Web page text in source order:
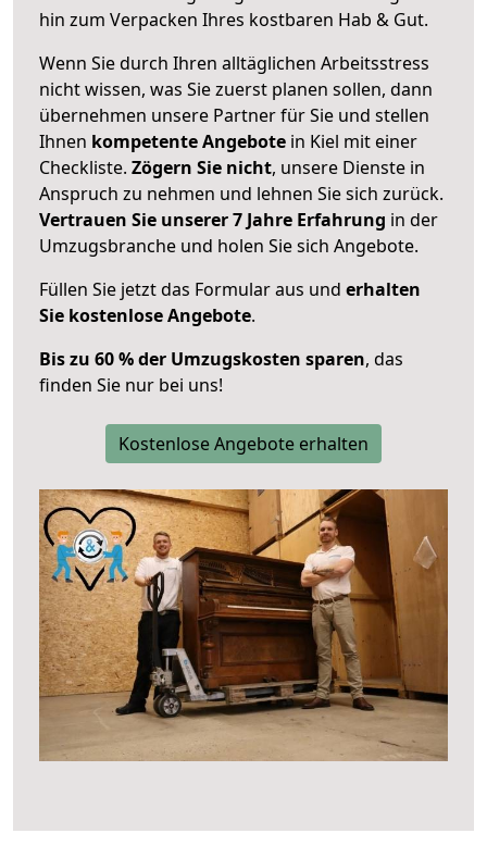
hin zum Verpacken Ihres kostbaren Hab & Gut.
Wenn Sie durch Ihren alltäglichen Arbeitsstress
nicht wissen, was Sie zuerst planen sollen, dann
übernehmen unsere Partner für Sie und stellen
Ihnen kompetente Angebote in Kiel mit einer
Checkliste. Zögern Sie nicht, unsere Dienste in
Anspruch zu nehmen und lehnen Sie sich zurück.
Vertrauen Sie unserer 7 Jahre Erfahrung in der
Umzugsbranche und holen Sie sich Angebote.
Füllen Sie jetzt das Formular aus und erhalten
Sie kostenlose Angebote.
Bis zu 60 % der Umzugskosten sparen, das
finden Sie nur bei uns!
Kostenlose Angebote erhalten